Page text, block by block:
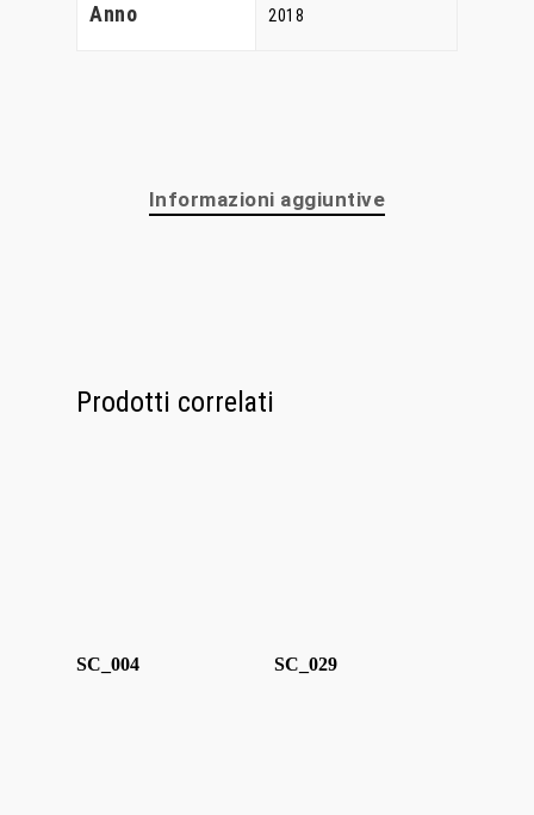
Anno 2018
Informazioni aggiuntive
Prodotti correlati
SC_004 SC_029
Oggetti